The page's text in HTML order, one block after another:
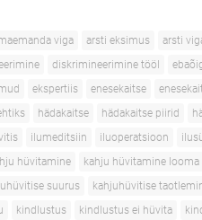
viga arsti eksimus arsti
diskrimineerimine tööl
ekspertiis enesekaitse
hädakaitse hädakaitse piirid
ilumeditsiin iluoperatsioon
hüvitamine kahju hüvitamine looma
suurus kahjuhüvitise
kindlustus kindlustus ei hüvita